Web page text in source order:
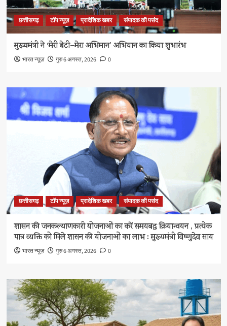
छत्तीसगढ़ टॉप न्यूज़ प्रादेशिक खबर संपादक की पसंद
मुख्यमंत्री ने ‘मेरी बेटी–मेरा अभिमान’ अभियान का किया शुभारंभ
भारत न्यूज़ गुरु 6 अगस्त, 2026 0
छत्तीसगढ़ टॉप न्यूज़ प्रादेशिक खबर संपादक की पसंद
शासन की जनकल्याणकारी योजनाओं का करें समयबद्ध क्रियान्वयन , प्रत्येक
पात्र व्यक्ति को मिले शासन की योजनाओं का लाभ : मुख्यमंत्री विष्णुदेव साय
भारत न्यूज़ गुरु 6 अगस्त, 2026 0